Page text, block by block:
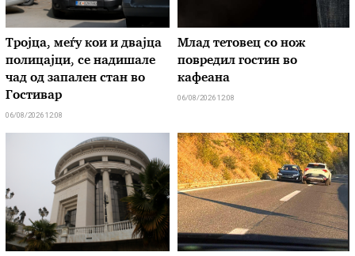
Тројца, меѓу кои и двајца
полицајци, се надишале
чад од запален стан во
Гостивар
06/08/2026 12:08
Млад тетовец со нож
повредил гостин во
кафеана
06/08/2026 12:08